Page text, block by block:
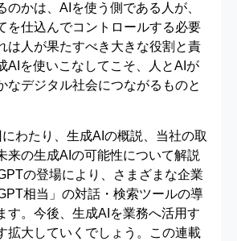
のかは、AIを使う側である人が、
を仕込んでコントロールする必要
は人が果たすべき大きな役割と責
AIを使いこなしてこそ、人とAIが
なデジタル社会につながるものと
わたり、生成AIの概説、当社の取
来の生成AIの可能性について解説
の登場により、さまざまな企業
相当」の対話・検索ツールの導
す。今後、生成AIを業務へ活用す
拡大していくでしょう。この連載